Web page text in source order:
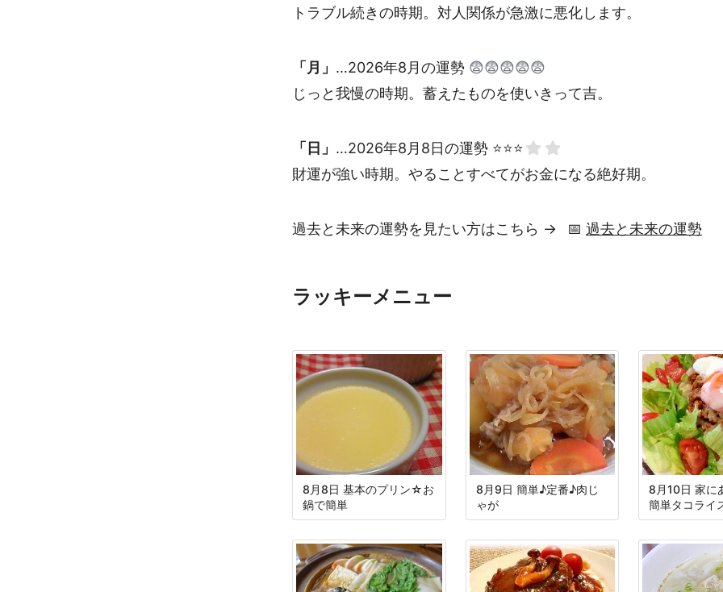
トラブル続きの時期。対人関係が急激に悪化します。
「月」 …2026年8月の運勢 😨😨😨😨😨
じっと我慢の時期。蓄えたものを使いきって吉。
「日」 …2026年8月8日の運勢 ⭐⭐⭐
財運が強い時期。やることすべてがお金になる絶好期。
過去と未来の運勢を見たい方はこちら → 📅 過去と未来の運勢
ラッキーメニュー
8月8日 基本のプリン☆お
鍋で簡単
8月9日 簡単♪定番♪肉じ
ゃが
8月10日 家に
簡単タコライ